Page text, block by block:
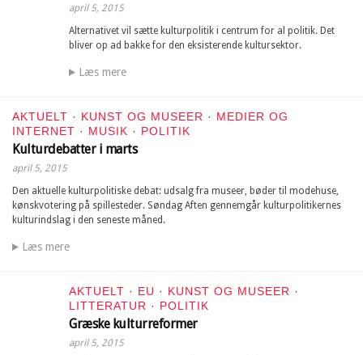
april 5, 2015
Alternativet vil sætte kulturpolitik i centrum for al politik. Det
bliver op ad bakke for den eksisterende kultursektor.
Læs mere
AKTUELT · KUNST OG MUSEER · MEDIER OG
INTERNET · MUSIK · POLITIK
Kulturdebatter i marts
april 5, 2015
Den aktuelle kulturpolitiske debat: udsalg fra museer, bøder til modehuse,
kønskvotering på spillesteder. Søndag Aften gennemgår kulturpolitikernes
kulturindslag i den seneste måned.
Læs mere
AKTUELT · EU · KUNST OG MUSEER ·
LITTERATUR · POLITIK
Græske kulturreformer
april 5, 2015